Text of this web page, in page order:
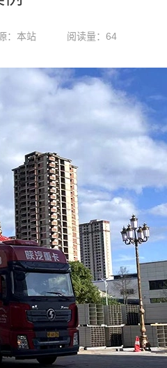
：本站 阅读量：64